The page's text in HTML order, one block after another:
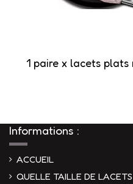
1 paire x lacets plats
Informations :
ACCUEIL
QUELLE TAILLE DE